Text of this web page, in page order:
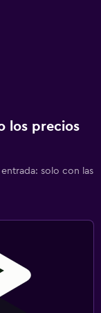
los precios
solo con las